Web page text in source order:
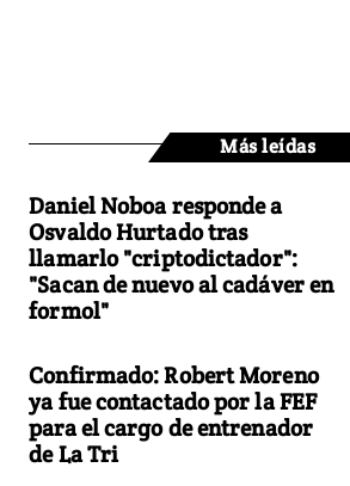
Más leídas
Daniel Noboa responde a
Osvaldo Hurtado tras
llamarlo "criptodictador":
"Sacan de nuevo al cadáver en
formol"
Confirmado: Robert Moreno
ya fue contactado por la FEF
para el cargo de entrenador
de La Tri